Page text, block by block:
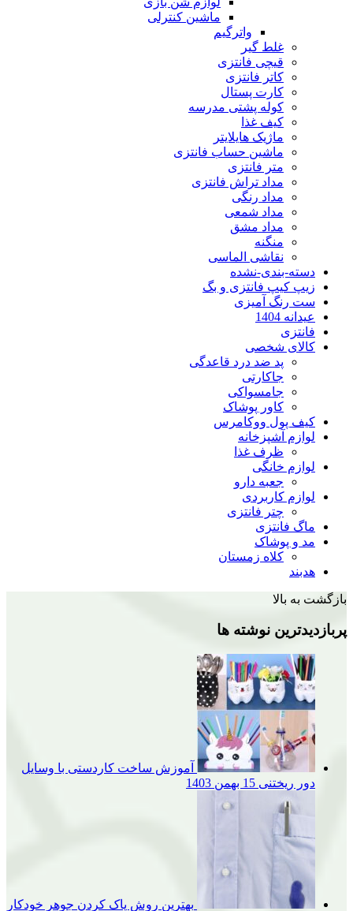
ماشین کنترلی
واترگیم
غلط گیر
قیچی فانتزی
کاتر فانتزی
کارت پستال
کوله پشتی مدرسه
کیف غذا
ماژیک هایلایتر
ماشین حساب فانتزی
متر فانتزی
مداد تراش فانتزی
مداد رنگی
مداد شمعی
مداد مشق
منگنه
نقاشی الماسی
دسته-بندی-نشده
زیپ کیپ فانتزی و بگ
ست رنگ آمیزی
عیدانه 1404
فانتزی
کالای شخصی
پد ضد درد قاعدگی
جاکارتی
جامسواکی
کاور پوشاک
کیف پول ووکامرس
لوازم آشپزخانه
ظرف غذا
لوازم خانگی
جعبه دارو
لوازم کاربردی
چتر فانتزی
ماگ فانتزی
مد و پوشاک
کلاه زمستان
هدبند
بازگشت به بالا
پربازدیدترین نوشته ها
آموزش ساخت کاردستی با وسایل
دور ریختنی 15 بهمن 1403
بهترین روش پاک کردن جوهر خودکار